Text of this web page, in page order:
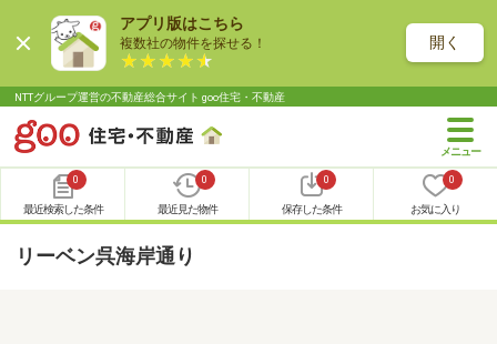
アプリ版はこちら
複数社の物件を探せる！ 開く
NTTグループ運営の不動産総合サイト goo住宅・不動産
0
最近検索した条件
0
最近見た物件
0
保存した条件
0
お気に入り
リーベン呉海岸通り